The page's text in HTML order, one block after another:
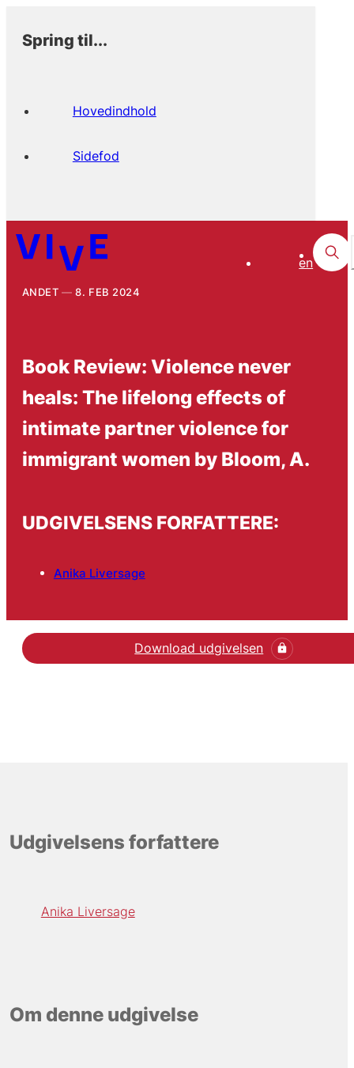
Spring til...
Hovedindhold
Sidefod
en
ANDET 8. FEB 2024
Book Review: Violence never
heals: The lifelong effects of
intimate partner violence for
immigrant women by Bloom, A.
UDGIVELSENS FORFATTERE:
Anika Liversage
Download udgivelsen
Udgivelsens forfattere
Anika Liversage
Om denne udgivelse